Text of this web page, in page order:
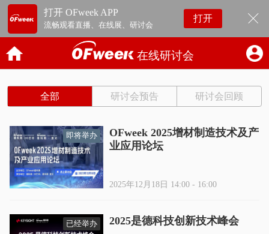
打开 OFweek APP
流畅观看直播、在线展、研讨会
打开
在线研讨会
全部 研讨会预告 研讨会回顾
即将举办
OFweek 2025增材制造技术及产
业应用论坛
2025年12月18日 14:00 - 16:00
已经举办 2025是德科技创新技术峰会